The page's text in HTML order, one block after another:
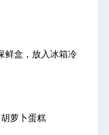
鲜盒，放入冰箱冷
萝卜蛋糕